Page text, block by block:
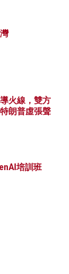
火線，雙方
朗普虛張聲
培訓班